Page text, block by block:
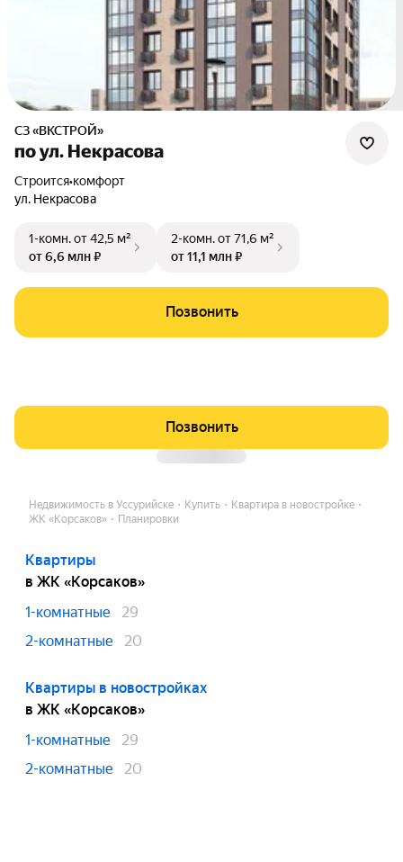
СЗ «ВКСТРОЙ»
по ул. Некрасова
Строится•комфорт
ул. Некрасова
1-комн.от 42,5 м²
от 6,6 млн ₽
2-комн.от 71,6 м²
от 11,1 млн ₽
Позвонить
Позвонить
Недвижимость в Уссурийске Купить
Квартира в новостройке
ЖК «Корсаков»
Планировки
Квартиры
в ЖК «Корсаков»
1-комнатные
29
2-комнатные
20
Квартиры в новостройках
в ЖК «Корсаков»
1-комнатные
29
2-комнатные
20